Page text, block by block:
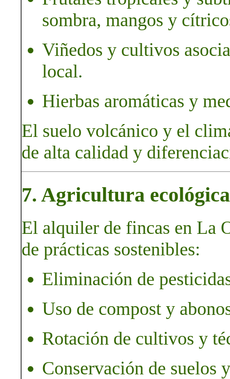
sombra, mangos y
Viñedos y cultivos
local.
Hierbas aromáticas y
El suelo volcánico y el
de alta calidad y
7. Agricultura
El alquiler de fincas en La
de prácticas sostenibles:
Eliminación de
Uso de compost y
Rotación de cultivos y
Conservación de suelos